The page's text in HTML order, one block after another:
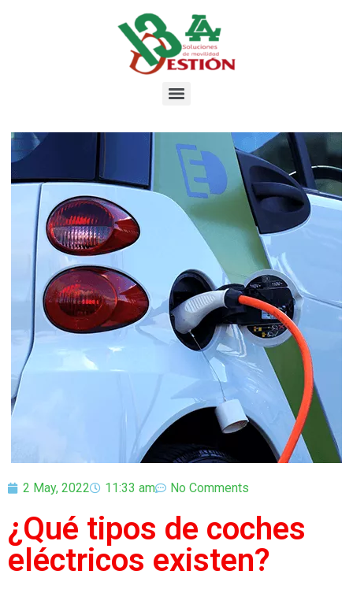
2 May, 2022 11:33 am No Comments
¿Qué tipos de coches
eléctricos existen?